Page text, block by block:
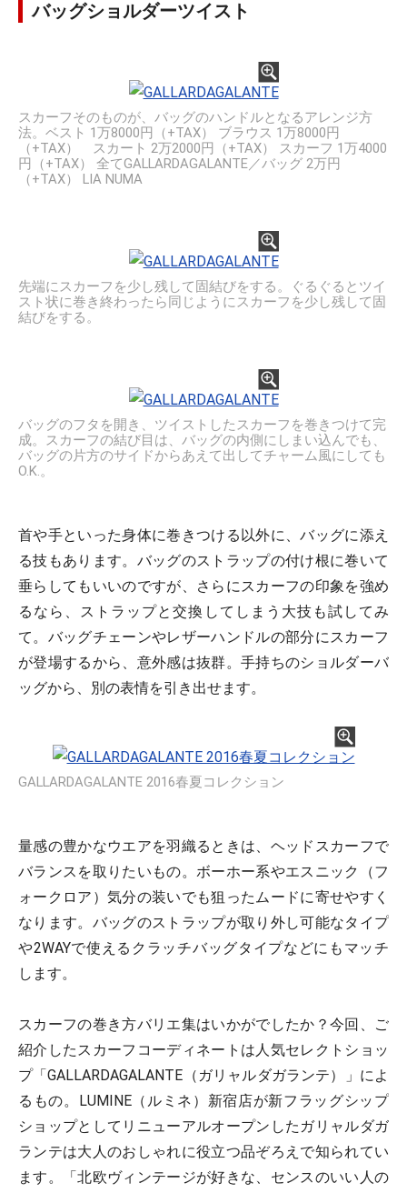
バッグショルダーツイスト
スカーフそのものが、バッグのハンドルとなるアレンジ方
法。ベスト 1万8000円（+TAX） ブラウス 1万8000円
（+TAX） スカート 2万2000円（+TAX） スカーフ 1万4000
円（+TAX） 全てGALLARDAGALANTE／バッグ 2万円
（+TAX） LIA NUMA
先端にスカーフを少し残して固結びをする。ぐるぐるとツイ
スト状に巻き終わったら同じようにスカーフを少し残して固
結びをする。
バッグのフタを開き、ツイストしたスカーフを巻きつけて完
成。スカーフの結び目は、バッグの内側にしまい込んでも、
バッグの片方のサイドからあえて出してチャーム風にしても
O.K.。
首や手といった身体に巻きつける以外に、バッグに添え
る技もあります。バッグのストラップの付け根に巻いて
垂らしてもいいのですが、さらにスカーフの印象を強め
るなら、ストラップと交換してしまう大技も試してみ
て。バッグチェーンやレザーハンドルの部分にスカーフ
が登場するから、意外感は抜群。手持ちのショルダーバ
ッグから、別の表情を引き出せます。
GALLARDAGALANTE 2016春夏コレクション
量感の豊かなウエアを羽織るときは、ヘッドスカーフで
バランスを取りたいもの。ボーホー系やエスニック（フ
ォークロア）気分の装いでも狙ったムードに寄せやすく
なります。バッグのストラップが取り外し可能なタイプ
や2WAYで使えるクラッチバッグタイプなどにもマッチ
します。
スカーフの巻き方バリエ集はいかがでしたか？今回、ご
紹介したスカーフコーディネートは人気セレクトショッ
プ「GALLARDAGALANTE（ガリャルダガランテ）」によ
るもの。LUMINE（ルミネ）新宿店が新フラッグシップ
ショップとしてリニューアルオープンしたガリャルダガ
ランテは大人のおしゃれに役立つ品ぞろえで知られてい
ます。「北欧ヴィンテージが好きな、センスのいい人の